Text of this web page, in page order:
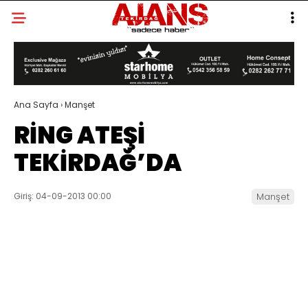
Ana Sayfa ›Manşet
RİNG ATEŞİ
TEKİRDAĞ’DA
Giriş: 04-09-2013 00:00 Manşet